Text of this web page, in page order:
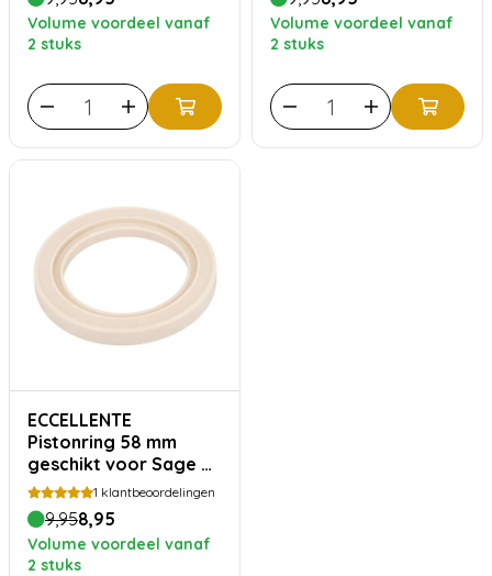
Isomac Quickmill etc
Volume voordeel vanaf
2 stuks
Volume voordeel vanaf
2 stuks
ECCELLENTE
Pistonring 58 mm
geschikt voor Sage en
Breville1 klantbeoordelingen
9,958,95
Volume voordeel vanaf
2 stuks